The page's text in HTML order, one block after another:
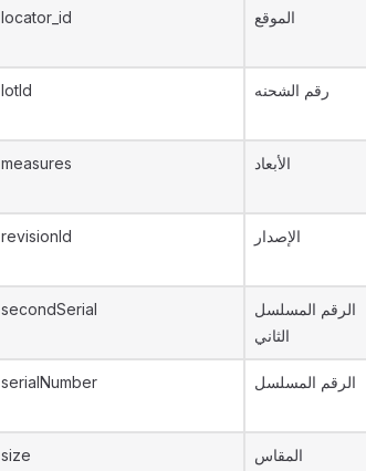
locator_id الموقع
lotId رقم الشحنه
measures الأبعاد
revisionId الإصدار
secondSerial
الرقم المسلسل
الثاني
serialNumber الرقم المسلسل
size المقاس